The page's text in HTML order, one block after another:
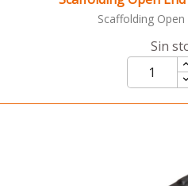
Scaffolding
Sin